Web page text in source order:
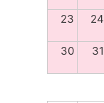
23 24
30 31